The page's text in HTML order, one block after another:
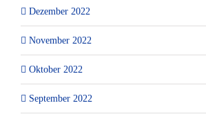
Dezember 2022
November 2022
Oktober 2022
September 2022